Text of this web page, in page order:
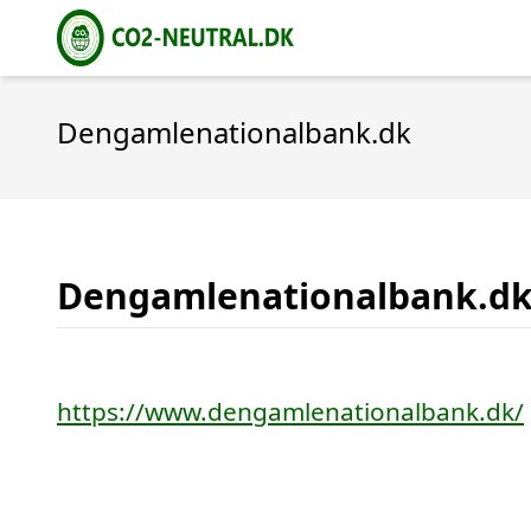
Dengamlenationalbank.dk
https://www.dengamlenationalbank.dk/